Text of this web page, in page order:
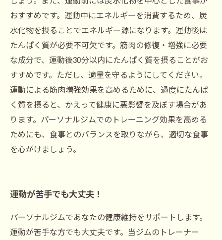
おすすめです。運動中にエネルギーを消費するため、炭
水化物を摂ることでエネルギー源になります。運動後は
たんぱく質が必要不可欠です。筋肉の修復・増強に必要
な成分で、運動後30分以内にたんぱく質を摂ることがお
すすめです。ただし、適量を守るようにしてください。
運動による筋肉増強効果を高めるために、過度にたんぱ
く質を摂ると、かえって健康に悪影響を及ぼす場合があ
ります。パーソナルジムでのトレーニング効果を高める
ためにも、食事とのバランスを取りながら、適切な食事
を心がけましょう。
運動が苦手でも大丈夫！
パーソナルジムであなたの健康維持をサポートします。
運動が苦手な方でも大丈夫です。当ジムのトレーナー